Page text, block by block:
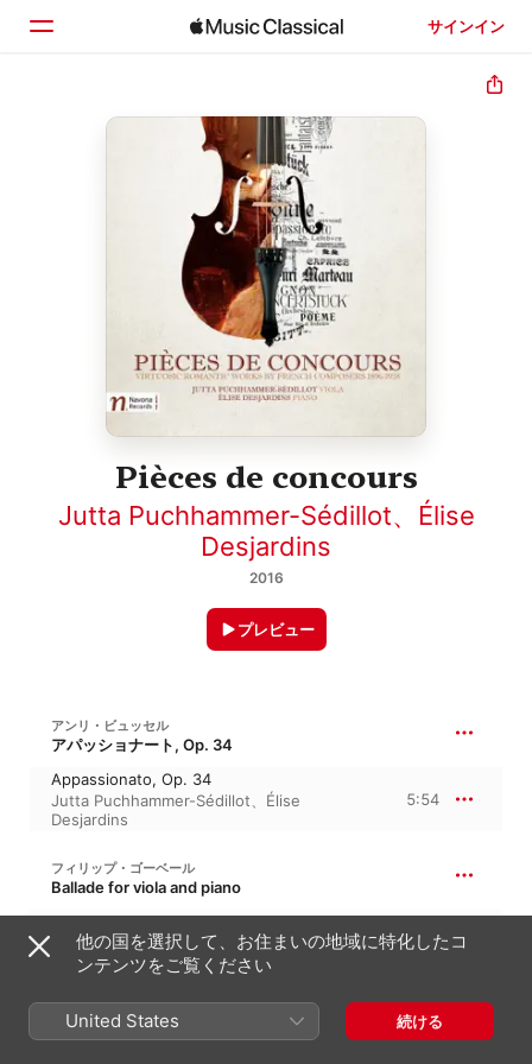
サインイン
ホーム
Pièces de concours
Jutta Puchhammer-Sédillot、 Élise
Desjardins
2016
プレビュー
アンリ・ビュッセル
アパッショナート, Op. 34
Appassionato, Op. 34
Jutta Puchhammer-Sédillot、 Élise
Desjardins
5:54
フィリップ・ゴーベール
Ballade for viola and piano
Ballade for Viola & Piano
Jutta Puchhammer-Sédillot、Élise
Desjardins
7:20
PAUL ROUGNON
他の国を選択して、お住まいの地域に特化したコ
ンテンツをご覧ください
United States 続ける